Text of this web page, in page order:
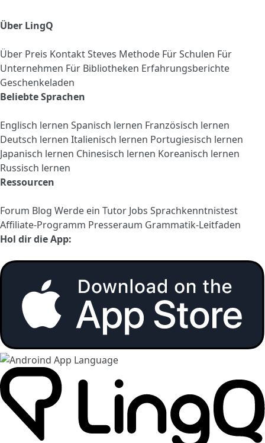
Über LingQ
Über Preis KontaktSteves Methode Für Schulen Für
Unternehmen Für Bibliotheken Erfahrungsberichte
Geschenkeladen
Beliebte Sprachen
Englisch lernen Spanisch lernen Französisch lernen
Deutsch lernen Italienisch lernen Portugiesisch lernen
Japanisch lernen Chinesisch lernen Koreanisch lernen
Russisch lernen
Ressourcen
Forum Blog Werde ein Tutor Jobs Sprachkenntnistest
Affiliate-Programm Presseraum Grammatik-Leitfaden
Hol dir die App: